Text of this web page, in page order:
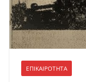
ΕΠΙΚΑΙΡΟΤΗΤΑ